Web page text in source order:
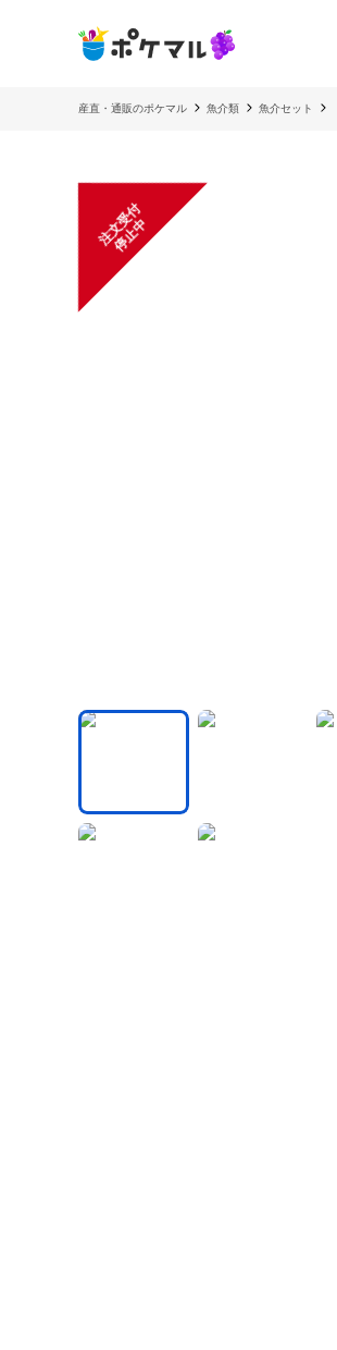
産直・通販のポケマル 魚介類 魚介セット
注
文
受
付
停
止
中